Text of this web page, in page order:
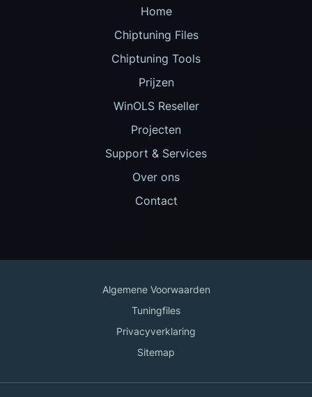
Home
Chiptuning Files
Chiptuning Tools
Prijzen
WinOLS Reseller
Projecten
Support & Services
Over ons
Contact
Algemene Voorwaarden
Tuningfiles
Privacyverklaring
Sitemap